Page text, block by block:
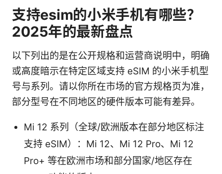
支持esim的小米手机有哪些？
2025年的最新盘点
以下列出的是在公开规格和运营商说明中，明确
或高度暗示在特定区域支持 eSIM 的小米手机型
号与系列。请以你所在市场的官方规格页为准，
部分型号在不同地区的硬件版本可能有差异。
Mi 12 系列（全球/欧洲版本在部分地区标注
支持 eSIM）：Mi 12、Mi 12 Pro、Mi 12
Pro+ 等在欧洲市场和部分国家/地区存在